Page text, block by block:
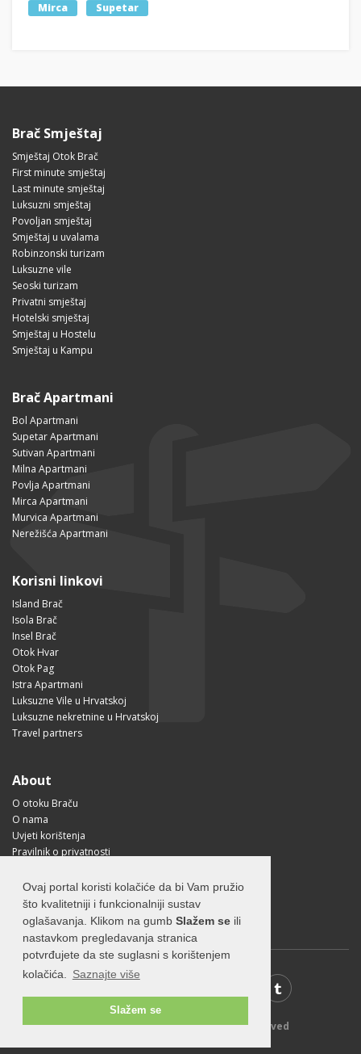
Ovaj portal koristi kolačiće da bi Vam pružio
što kvalitetniji i funkcionalniji sustav
oglašavanja. Klikom na gumb Slažem se ili
nastavkom pregledavanja stranica
potvrđujete da ste suglasni s korištenjem
kolačića.
Saznajte više
Slažem se
Mirca Supetar
Brač Smještaj
Smještaj Otok Brač
First minute smještaj
Last minute smještaj
Luksuzni smještaj
Povoljan smještaj
Smještaj u uvalama
Robinzonski turizam
Luksuzne vile
Seoski turizam
Privatni smještaj
Hotelski smještaj
Smještaj u Hostelu
Smještaj u Kampu
Brač Apartmani
Bol Apartmani
Supetar Apartmani
Sutivan Apartmani
Milna Apartmani
Povlja Apartmani
Mirca Apartmani
Murvica Apartmani
Nerežišća Apartmani
Korisni linkovi
Island Brač
Isola Brač
Insel Brač
Otok Hvar
Otok Pag
Istra Apartmani
Luksuzne Vile u Hrvatskoj
Luksuzne nekretnine u Hrvatskoj
Travel partners
About
O otoku Braču
O nama
Uvjeti korištenja
Pravilnik o privatnosti
Kako doći na Brač?
Visit Croatia
© 2026 Visit-Brac.com - All rights reserved